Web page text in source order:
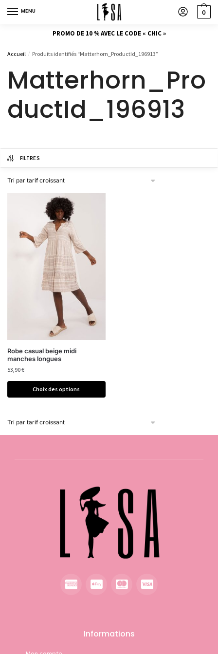
MENU 0
PROMO DE 10 % AVEC LE CODE « CHIC »
Accueil / Produits identifiés “Matterhorn_ProductId_196913”
Matterhorn_Pro
ductId_196913
FILTRES
Robe casual beige midi
manches longues
53,90€
Choix des options
Informations